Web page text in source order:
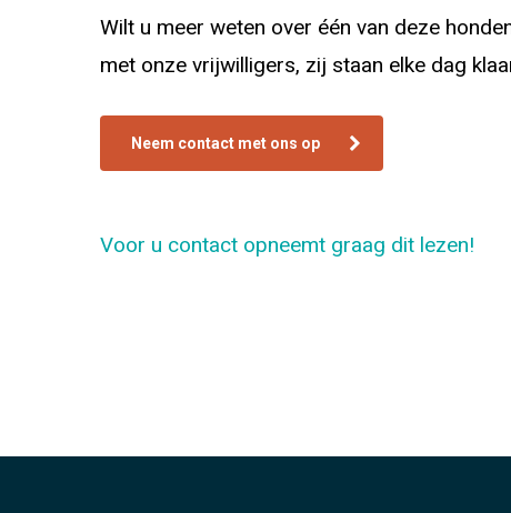
Wilt u meer weten over één van deze
met onze vrijwilligers, zij staan elke dag
Neem contact met ons op
Voor u contact opneemt graag dit lezen!